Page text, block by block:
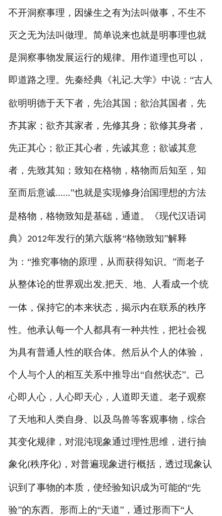
不开洞察事理，因缘生之有为法叫做事，不生不
灭之无为法叫做理。简单说来也就是明事理也就
是洞察事物发展运行的规律。用作道理也可以，
即道路之理。先秦经典《礼记.大学》中说：“古人
欲明明德于天下者，先治其国；欲治其国者，先
齐其家；欲齐其家者，先修其身；欲修其身者，
先正其心；欲正其心者，先诚其意；欲诚其意
者，先致其知；致知在格物，格物而后知至，知
至而后意诚......”也就是实现修身治国理想的方法
是格物，格物致知是基础，通道。《现代汉语词
典》 2012年发行的第六版将“格物致知”解释
为：“推究事物的原理，从而获得知识。”而老子
从整体论的世界观出发,把天、地、人看成一个统
一体，保持它的本来状态，揭示内在联系的秩序
性。他承认每一个人都具有一种共性，把社会视
为具有普通人性的联合体。然后从个人的体验，
个人与个人的相互关系中推导出“自然状态”。己
心即人心，人心即天心，人道即天道。老子观察
了天地和人类自身、以及鸟兽等客观事物，综合
其变化规律，对混沌现象通过理性思维，进行抽
象化(秩序化) ，对普遍现象进行概括，透过现象认
识到了事物的本质，使经验知识成为可能的“先
验”的东西。形而上的“天道”，通过形而下“人